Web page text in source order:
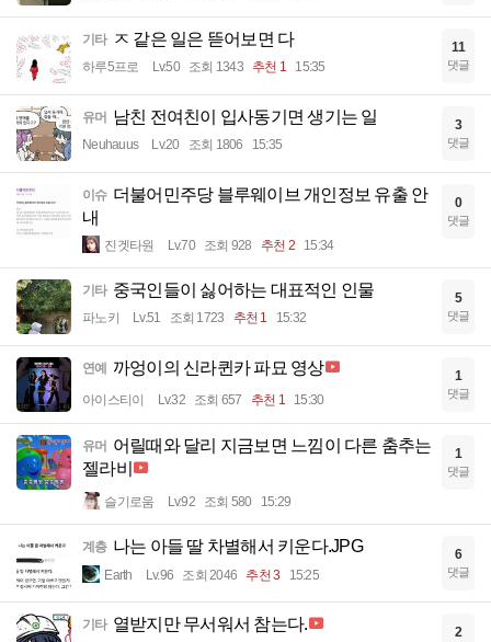
기타 ㅈ 같은 일은 뜯어보면 다
하루5프로 Lv.50 조회 1343 추천 1 15:35
11
댓글
유머 남친 전여친이 입사동기면 생기는 일
Neuhauus Lv.20 조회 1806 15:35
3
댓글
이슈 더불어민주당 블루웨이브 개인정보 유출 안
내
진겟타원 Lv.70 조회 928 추천 2 15:34
0
댓글
기타 중국인들이 싫어하는 대표적인 인물
파노키 Lv.51 조회 1723 추천 1 15:32
5
댓글
연예 까엉이의 신라퀸카 파묘 영상
아이스티이 Lv.32 조회 657 추천 1 15:30
1
댓글
유머 어릴때와 달리 지금보면 느낌이 다른 춤추는
젤라비
슬기로움 Lv.92 조회 580 15:29
1
댓글
계층 나는 아들 딸 차별해서 키운다.JPG
Earth Lv.96 조회 2046 추천 3 15:25
6
댓글
기타 열받지만 무서워서 참는다. 2